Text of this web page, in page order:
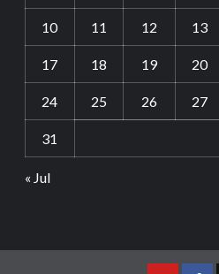
10 11 12 13
17 18 19 20
24 25 26 27
31
« Jul